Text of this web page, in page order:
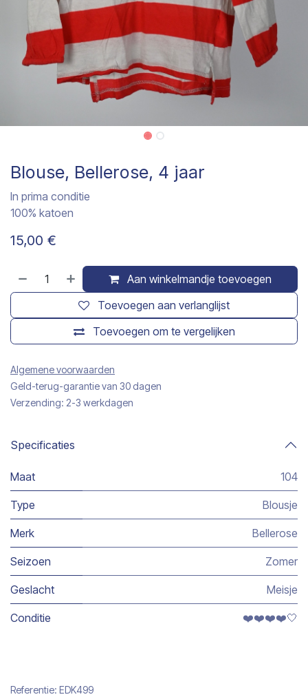
Blouse, Bellerose, 4 jaar
In prima conditie
100% katoen
15,00 €
Aan winkelmandje toevoegen
Toevoegen om te vergelijken
Toevoegen aan verlanglijst
Algemene voorwaarden
Geld-terug-garantie van 30 dagen
Verzending: 2-3 werkdagen
Specificaties
Maat 104
Type Blousje
Merk Bellerose
Seizoen Zomer
Geslacht Meisje
Conditie ❤️❤️❤️❤️🤍
Referentie: EDK499